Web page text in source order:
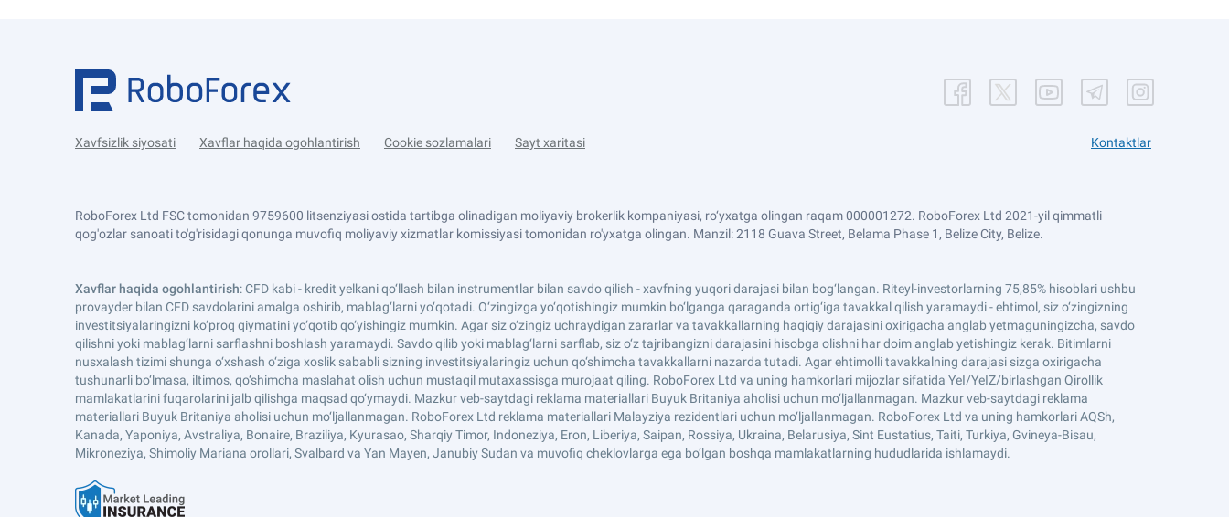
Xavfsizlik siyosati Xavflar haqida ogohlantirish Cookie sozlamalari Sayt xaritasi Kontaktlar
RoboForex Ltd FSC tomonidan 9759600 litsenziyasi ostida tartibga olinadigan moliyaviy brokerlik kompaniyasi, ro‘yxatga olingan raqam 000001272. RoboForex Ltd 2021-yil qimmatli
qog'ozlar sanoati to'g'risidagi qonunga muvofiq moliyaviy xizmatlar komissiyasi tomonidan ro'yxatga olingan. Manzil: 2118 Guava Street, Belama Phase 1, Belize City, Belize.
Xavflar haqida ogohlantirish: CFD kabi - kredit yelkani qo‘llash bilan instrumentlar bilan savdo qilish - xavfning yuqori darajasi bilan bog‘langan. Riteyl-investorlarning 75,85% hisoblari ushbu
provayder bilan CFD savdolarini amalga oshirib, mablag‘larni yo‘qotadi. O‘zingizga yo‘qotishingiz mumkin bo‘lganga qaraganda ortig‘iga tavakkal qilish yaramaydi - ehtimol, siz o‘zingizning
investitsiyalaringizni ko‘proq qiymatini yo‘qotib qo‘yishingiz mumkin. Agar siz o‘zingiz uchraydigan zararlar va tavakkallarning haqiqiy darajasini oxirigacha anglab yetmaguningizcha, savdo
qilishni yoki mablag‘larni sarflashni boshlash yaramaydi. Savdo qilib yoki mablag‘larni sarflab, siz o‘z tajribangizni darajasini hisobga olishni har doim anglab yetishingiz kerak. Bitimlarni
nusxalash tizimi shunga o‘xshash o‘ziga xoslik sababli sizning investitsiyalaringiz uchun qo‘shimcha tavakkallarni nazarda tutadi. Agar ehtimolli tavakkalning darajasi sizga oxirigacha
tushunarli bo‘lmasa, iltimos, qo‘shimcha maslahat olish uchun mustaqil mutaxassisga murojaat qiling. RoboForex Ltd va uning hamkorlari mijozlar sifatida YeI/YeIZ/birlashgan Qirollik
mamlakatlarini fuqarolarini jalb qilishga maqsad qo‘ymaydi. Mazkur veb-saytdagi reklama materiallari Buyuk Britaniya aholisi uchun mo‘ljallanmagan. Mazkur veb-saytdagi reklama
materiallari Buyuk Britaniya aholisi uchun mo‘ljallanmagan. RoboForex Ltd reklama materiallari Malayziya rezidentlari uchun mo‘ljallanmagan. RoboForex Ltd va uning hamkorlari AQSh,
Kanada, Yaponiya, Avstraliya, Bonaire, Braziliya, Kyurasao, Sharqiy Timor, Indoneziya, Eron, Liberiya, Saipan, Rossiya, Ukraina, Belarusiya, Sint Eustatius, Taiti, Turkiya, Gvineya-Bisau,
Mikroneziya, Shimoliy Mariana orollari, Svalbard va Yan Mayen, Janubiy Sudan va muvofiq cheklovlarga ega bo‘lgan boshqa mamlakatlarning hududlarida ishlamaydi.